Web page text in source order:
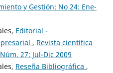
y Gestión: No 24: Ene-
Editorial -
, Revista científica
27: Jul-Dic 2009
Reseña Bibliográfica ,